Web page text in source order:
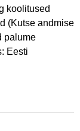
koolitused
(Kutse andmise
palume
Eesti